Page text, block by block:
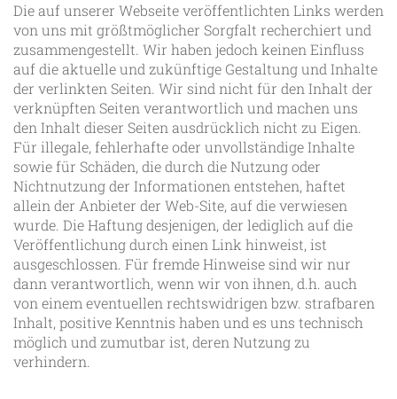
Die auf unserer Webseite veröffentlichten Links werden
von uns mit größtmöglicher Sorgfalt recherchiert und
zusammengestellt. Wir haben jedoch keinen Einfluss
auf die aktuelle und zukünftige Gestaltung und Inhalte
der verlinkten Seiten. Wir sind nicht für den Inhalt der
verknüpften Seiten verantwortlich und machen uns
den Inhalt dieser Seiten ausdrücklich nicht zu Eigen.
Für illegale, fehlerhafte oder unvollständige Inhalte
sowie für Schäden, die durch die Nutzung oder
Nichtnutzung der Informationen entstehen, haftet
allein der Anbieter der Web-Site, auf die verwiesen
wurde. Die Haftung desjenigen, der lediglich auf die
Veröffentlichung durch einen Link hinweist, ist
ausgeschlossen. Für fremde Hinweise sind wir nur
dann verantwortlich, wenn wir von ihnen, d.h. auch
von einem eventuellen rechtswidrigen bzw. strafbaren
Inhalt, positive Kenntnis haben und es uns technisch
möglich und zumutbar ist, deren Nutzung zu
verhindern.